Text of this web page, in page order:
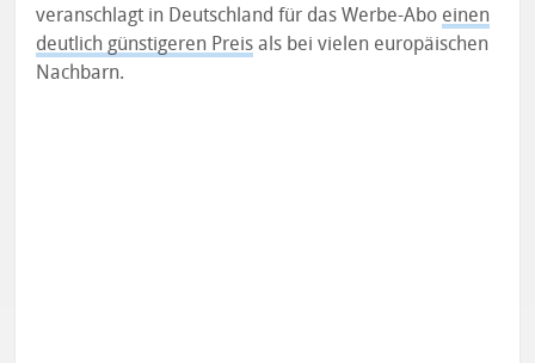
veranschlagt in Deutschland für das Werbe-Abo einen
deutlich günstigeren Preis als bei vielen europäischen
Nachbarn.